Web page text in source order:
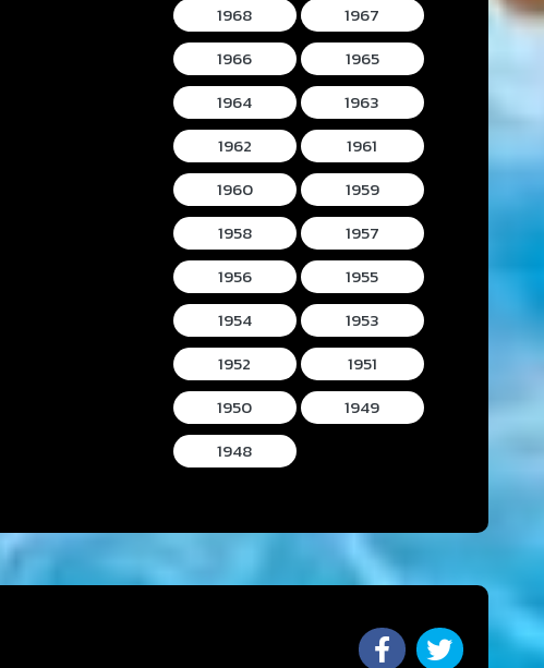
1968
1967
1966
1965
1964
1963
1962
1961
1960
1959
1958
1957
1956
1955
1954
1953
1952
1951
1950
1949
1948